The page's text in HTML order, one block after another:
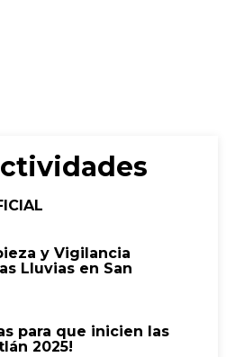
y Vigilancia
Lluvias en San
para que inicien las
2025!